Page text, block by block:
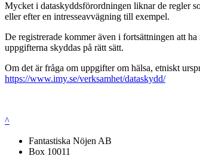
Mycket i dataskyddsförordningen liknar de regler
eller efter en intresseavvägning till exempel.
De registrerade kommer även i fortsättningen att
uppgifterna skyddas på rätt sätt.
Om det är fråga om uppgifter om hälsa, etniskt
https://www.imy.se/verksamhet/dataskydd/
^
Fantastiska Nöjen AB
Box 10011